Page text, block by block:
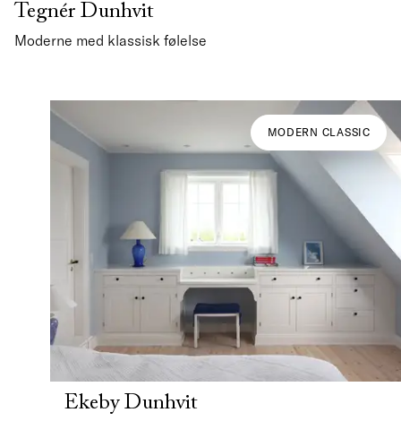
Tegnér Dunhvit
Moderne med klassisk følelse
MODERN CLASSIC
Ekeby Dunhvit